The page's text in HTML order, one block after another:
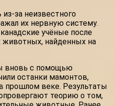
за неизвестного
их нервную систему.
учёные после
животных, найденных на
вновь с помощью
останки мамонтов,
прошлом веке. Результаты
теорию о том,